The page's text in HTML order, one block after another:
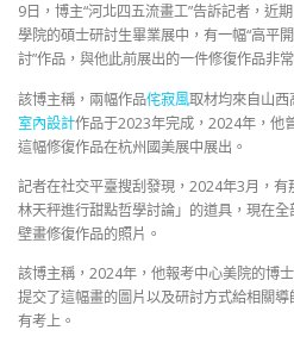
9日，博主“河北四五流畫工”告訴記者，近
學院的碩士研討生畢業展中，有一幅“高平
討”作品，與他此前展出的一件修復作品非
該博主稱，兩幅作品侘寂風取材均來自山
室內設計作品于2023年完成，2024年，他
這幅修復作品在杭州國美展中展出。
記者在社交平臺搜刮發現，2024年3月，
林天秤進行甜點哲學討論」的道具，現在
壁畫修復作品的照片。
該博主稱，2024年，他報考中心美院的博
提交了這幅畫的圖片以及研討方式給相關
有考上。